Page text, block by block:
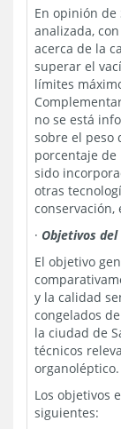
En opinión de
analizada,
acerca de la
superar el
límites
no se está
sobre el peso
porcentaje
sido
otras
conservación,
· Objetivos
El objetivo
y la calidad
congelados
la ciudad de
técnicos
organoléptico.
Los objetivos
siguientes: